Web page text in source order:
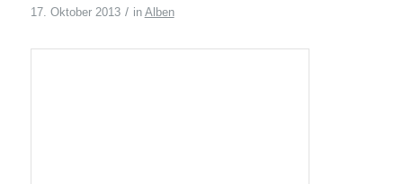
17. Oktober 2013 / in Alben